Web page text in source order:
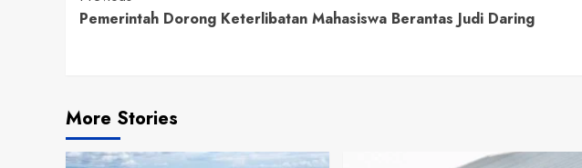
Reading
Pemerintah Dorong Keterlibatan Mahasiswa Berantas Judi Daring
More Stories